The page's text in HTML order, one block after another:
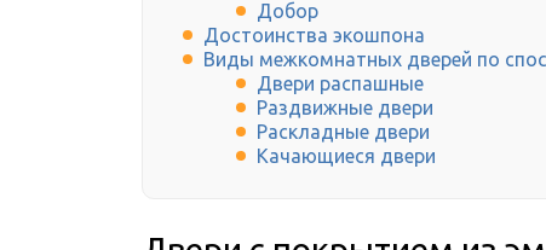
Добор
Достоинства экошпона
Виды межкомнатных дверей по
Двери распашные
Раздвижные двери
Раскладные двери
Качающиеся двери